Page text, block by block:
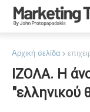
Αρχική σελίδα
ΙΖΟΛΑ. Η
"ελληνικού